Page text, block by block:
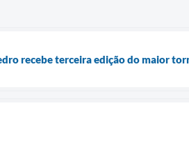
recebe terceira edição do maior